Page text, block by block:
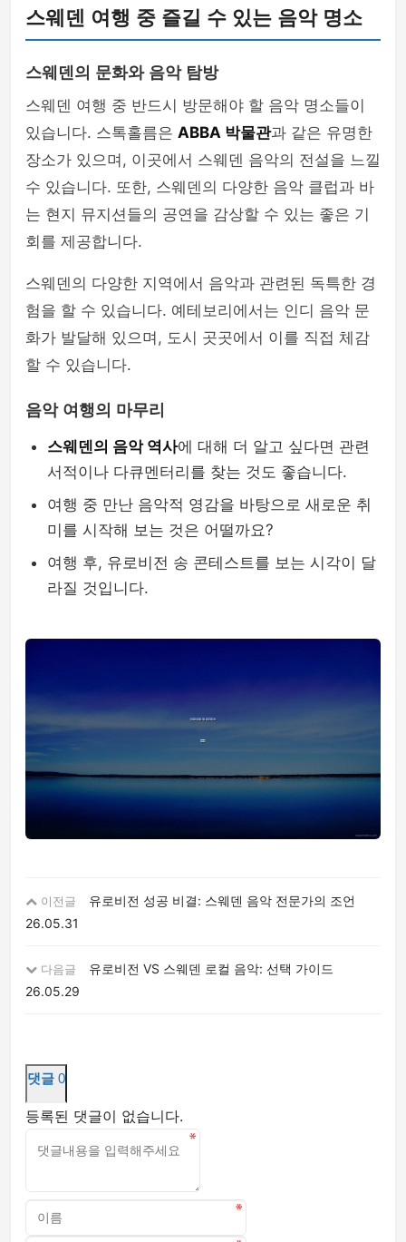
스웨덴 여행 중 즐길 수 있는 음악 명소
스웨덴의 문화와 음악 탐방
스웨덴 여행 중 반드시 방문해야 할 음악 명소들이
있습니다. 스톡홀름은 ABBA 박물관과 같은 유명한
장소가 있으며, 이곳에서 스웨덴 음악의 전설을 느낄
수 있습니다. 또한, 스웨덴의 다양한 음악 클럽과 바
는 현지 뮤지션들의 공연을 감상할 수 있는 좋은 기
회를 제공합니다.
스웨덴의 다양한 지역에서 음악과 관련된 독특한 경
험을 할 수 있습니다. 예테보리에서는 인디 음악 문
화가 발달해 있으며, 도시 곳곳에서 이를 직접 체감
할 수 있습니다.
음악 여행의 마무리
스웨덴의 음악 역사에 대해 더 알고 싶다면 관련
서적이나 다큐멘터리를 찾는 것도 좋습니다.
여행 중 만난 음악적 영감을 바탕으로 새로운 취
미를 시작해 보는 것은 어떨까요?
여행 후, 유로비전 송 콘테스트를 보는 시각이 달
라질 것입니다.
이전글
유로비전 성공 비결: 스웨덴 음악 전문가의 조언
26.05.31
다음글
유로비전 VS 스웨덴 로컬 음악: 선택 가이드
26.05.29
댓글 0
등록된 댓글이 없습니다.